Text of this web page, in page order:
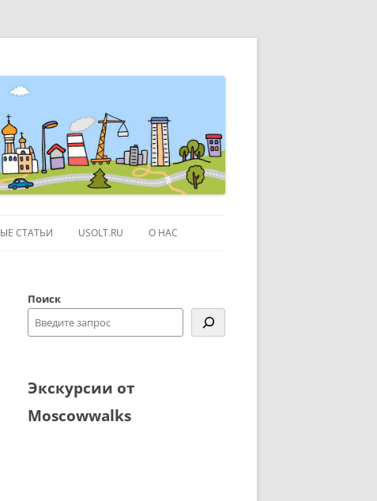
СТАТЬИ
ССЫЛКИ
НА КАРТЕ GOOGLE
USOLT.RU О НАС
Поиск
Экскурсии от
Moscowwalks